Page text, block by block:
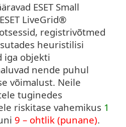
ESET Small
LiveGrid®
registrivõtmed
heuristilisi
iga objekti
nende puhul
võimalust. Neile
tuginedes
riskitase vahemikus 1
9 – ohtlik (punane).